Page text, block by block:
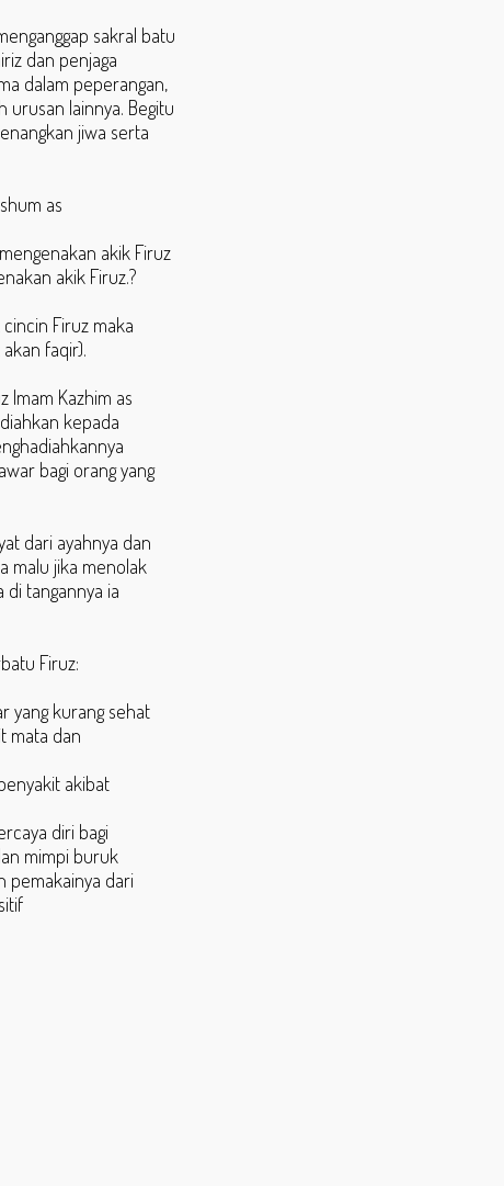
sakral batu
dan penjaga
dalam peperangan,
lainnya. Begitu
jiwa serta
as
akik Firuz
akik Firuz.?
Firuz maka
faqir).
Imam Kazhim as
kepada
bagi orang yang
dari ayahnya dan
malu jika menolak
di tangannya ia
Firuz:
yang kurang sehat
mata dan
akibat
diri bagi
mimpi buruk
pemakainya dari